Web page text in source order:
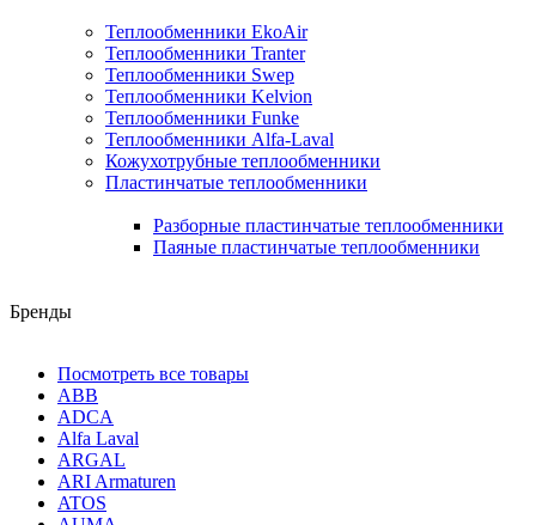
Теплообменники EkoAir
Теплообменники Tranter
Теплообменники Swep
Теплообменники Kelvion
Теплообменники Funke
Теплообменники Alfa-Laval
Кожухотрубные теплообменники
Пластинчатые теплообменники
Разборные пластинчатые теплообменники
Паяные пластинчатые теплообменники
Бренды
Посмотреть все товары
ABB
ADCA
Alfa Laval
ARGAL
ARI Armaturen
ATOS